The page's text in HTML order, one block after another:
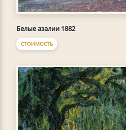
Белые азалии 1882
СТОИМОСТЬ